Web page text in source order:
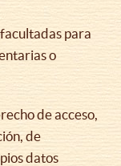
para
o
de acceso,
de
datos